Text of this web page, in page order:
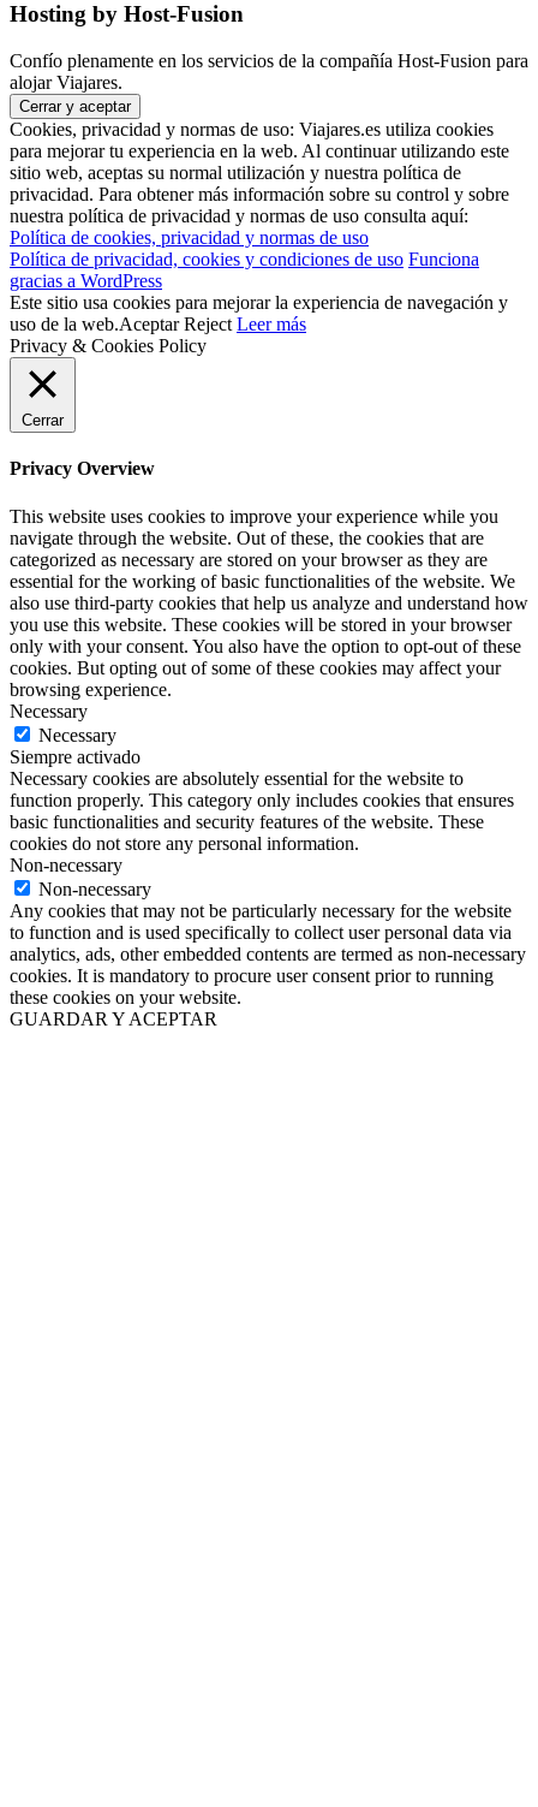
Hosting by Host-Fusion
Confío plenamente en los servicios de la compañía Host-Fusion para
alojar Viajares.
Cookies, privacidad y normas de uso: Viajares.es utiliza cookies
para mejorar tu experiencia en la web. Al continuar utilizando este
sitio web, aceptas su normal utilización y nuestra política de
privacidad. Para obtener más información sobre su control y sobre
nuestra política de privacidad y normas de uso consulta aquí:
Política de cookies, privacidad y normas de uso
Política de privacidad, cookies y condiciones de uso Funciona
gracias a WordPress
Este sitio usa cookies para mejorar la experiencia de navegación y
uso de la web.Aceptar Reject Leer más
Privacy & Cookies Policy
Cerrar
Privacy Overview
This website uses cookies to improve your experience while you
navigate through the website. Out of these, the cookies that are
categorized as necessary are stored on your browser as they are
essential for the working of basic functionalities of the website. We
also use third-party cookies that help us analyze and understand how
you use this website. These cookies will be stored in your browser
only with your consent. You also have the option to opt-out of these
cookies. But opting out of some of these cookies may affect your
browsing experience.
Necessary
Necessary
Siempre activado
Necessary cookies are absolutely essential for the website to
function properly. This category only includes cookies that ensures
basic functionalities and security features of the website. These
cookies do not store any personal information.
Non-necessary
Non-necessary
Any cookies that may not be particularly necessary for the website
to function and is used specifically to collect user personal data via
analytics, ads, other embedded contents are termed as non-necessary
cookies. It is mandatory to procure user consent prior to running
these cookies on your website.
GUARDAR Y ACEPTAR